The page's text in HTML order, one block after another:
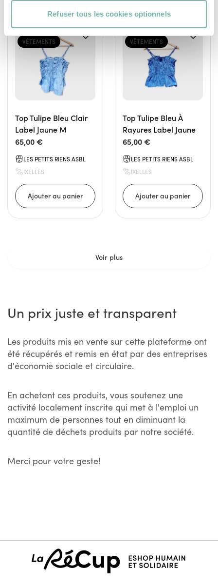
Refuser tous les cookies optionnels
VÊTEMENTS
PÉPITES
Top Tulipe Bleu Clair
Label Jaune M
65,00 €
LES PETITS RIENS ASBL
IXELLES
VÊTEMENTS
PÉPITES
Top Tulipe Bleu À
Rayures Label Jaune
65,00 €
LES PETITS RIENS ASBL
IXELLES
Voir plus
Un prix juste et transparent
Les produits mis en vente sur cette plateforme ont
été récupérés et remis en état par des entreprises
d'économie sociale et circulaire.
En achetant ces produits, vous soutenez une
activité localement inscrite qui met à l'emploi un
maximum de personnes tout en diminuant la
quantité de déchets produits par notre société.
Merci pour votre geste!